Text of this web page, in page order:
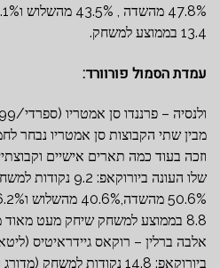
13.4 בממוצע למשחק.
עמדת הסמול פורוורד:
מבין שתי הקבוצות סן אמטריו נבחר
וזכה בעוד כמה תארים אישיים
שלו העונה